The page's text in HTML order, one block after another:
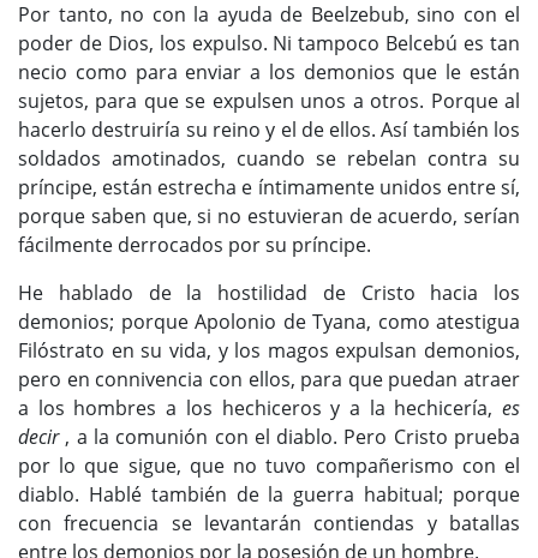
Por tanto, no con la ayuda de Beelzebub, sino con el
poder de Dios, los expulso. Ni tampoco Belcebú es tan
necio como para enviar a los demonios que le están
sujetos, para que se expulsen unos a otros. Porque al
hacerlo destruiría su reino y el de ellos. Así también los
soldados amotinados, cuando se rebelan contra su
príncipe, están estrecha e íntimamente unidos entre sí,
porque saben que, si no estuvieran de acuerdo, serían
fácilmente derrocados por su príncipe.
He hablado de la hostilidad de Cristo hacia los
demonios; porque Apolonio de Tyana, como atestigua
Filóstrato en su vida, y los magos expulsan demonios,
pero en connivencia con ellos, para que puedan atraer
a los hombres a los hechiceros y a la hechicería, es
decir, a la comunión con el diablo. Pero Cristo prueba
por lo que sigue, que no tuvo compañerismo con el
diablo. Hablé también de la guerra habitual; porque
con frecuencia se levantarán contiendas y batallas
entre los demonios por la posesión de un hombre.